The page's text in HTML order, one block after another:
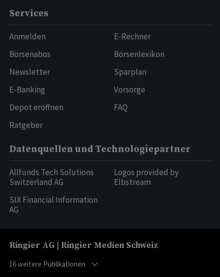
Services
Anmelden
Börsenabos
Newsletter
E-Banking
Depot eröffnen
Ratgeber
E-Rechner
Börsenlexikon
Sparplan
Vorsorge
FAQ
Datenquellen und Technologiepartner
Allfunds Tech Solutions
Switzerland AG
SIX Financial Information
AG
Logos provided by
Elbstream
Ringier AG | Ringier Medien Schweiz
16weitere Publikationen